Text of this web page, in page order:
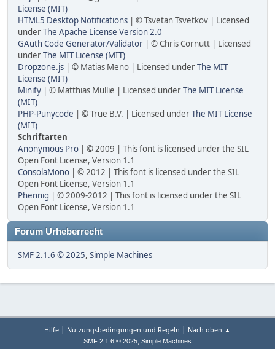
License (MIT)
HTML5 Desktop Notifications | © Tsvetan Tsvetkov | Licensed
underThe Apache License Version 2.0
GAuth Code Generator/Validator | © Chris Cornutt | Licensed
underThe MIT License (MIT)
Dropzone.js | © Matias Meno | Licensed underThe MIT
License (MIT)
Minify | © Matthias Mullie | Licensed underThe MIT License
(MIT)
PHP-Punycode | © True B.V. | Licensed underThe MIT License
(MIT)
Schriftarten
Anonymous Pro | © 2009 | This font is licensed under the SIL
Open Font License, Version 1.1
ConsolaMono | © 2012 | This font is licensed under the SIL
Open Font License, Version 1.1
Phennig | © 2009-2012 | This font is licensed under the SIL
Open Font License, Version 1.1
Forum Urheberrecht
SMF 2.1.6 © 2025, Simple Machines
Hilfe | Nutzungsbedingungen und Regeln | Nach oben ▲
SMF 2.1.6 © 2025, Simple Machines